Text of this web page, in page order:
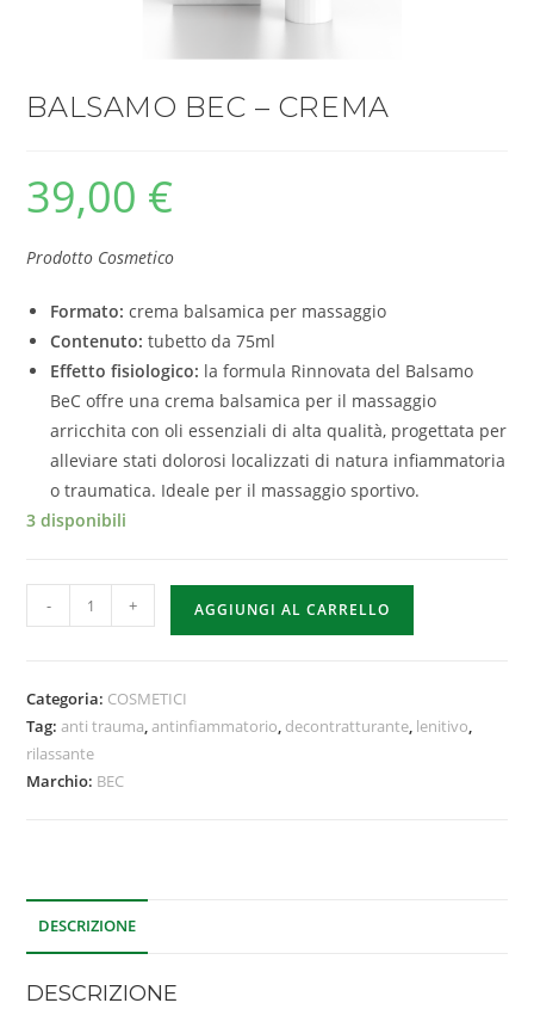
BALSAMO BEC – CREMA
39,00 €
Prodotto Cosmetico
Formato: crema balsamica per massaggio
Contenuto: tubetto da 75ml
Effetto fisiologico: la formula Rinnovata del Balsamo
BeC offre una crema balsamica per il massaggio
arricchita con oli essenziali di alta qualità, progettata per
alleviare stati dolorosi localizzati di natura infiammatoria
o traumatica. Ideale per il massaggio sportivo.
3 disponibili
- + AGGIUNGI AL CARRELLO
Categoria: COSMETICI
Tag:anti trauma,antinfiammatorio, decontratturante, lenitivo,
rilassante
Marchio: BEC
DESCRIZIONE
DESCRIZIONE